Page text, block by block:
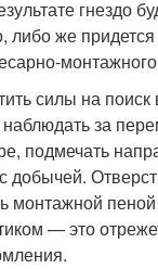
гнездо
же придется
силы на поиск
за
подмечать
добычей.
монтажной
— это